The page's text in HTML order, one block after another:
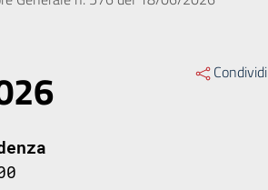
Condividi